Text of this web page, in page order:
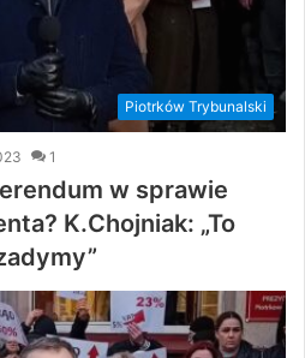
Piotrków Trybunalski
1
w sprawie
K.Chojniak: „To